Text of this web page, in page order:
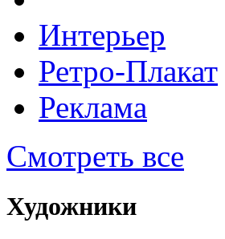
Интерьер
Ретро-Плакат
Реклама
Смотреть все
Художники